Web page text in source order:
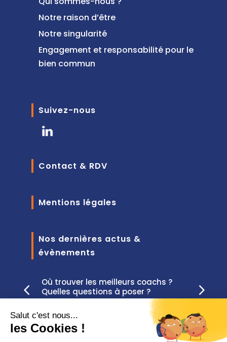
Notre raison d’être
Notre singularité
Engagement et responsabilité pour le
bien commun
Suivez-nous
Contact & RDV
Mentions légales
Nos dernières actus &
évènements
Où trouver les meilleurs coachs ?
Quelles questions à poser ?